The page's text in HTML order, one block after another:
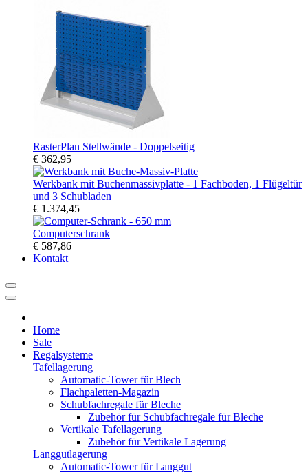
RasterPlan Stellwände - Doppelseitig
€ 362,95
Werkbank mit Buchenmassivplatte - 1 Fachboden, 1 Flügeltür
und 3 Schubladen
€ 1.374,45
Computerschrank
€ 587,86
Kontakt
Home
Sale
Regalsysteme
Tafellagerung
Automatic-Tower für Blech
Flachpaletten-Magazin
Schubfachregale für Bleche
Zubehör für Schubfachregale für Bleche
Vertikale Tafellagerung
Zubehör für Vertikale Lagerung
Langgutlagerung
Automatic-Tower für Langgut